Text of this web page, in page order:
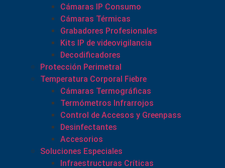
Cámaras IP Consumo
Cámaras Térmicas
Grabadores Profesionales
Kits IP de videovigilancia
Decodificadores
Protección Perimetral
Temperatura Corporal Fiebre
Cámaras Termográficas
Termómetros Infrarrojos
Control de Accesos y Greenpass
Desinfectantes
Accesorios
Soluciones Especiales
Infraestructuras Críticas